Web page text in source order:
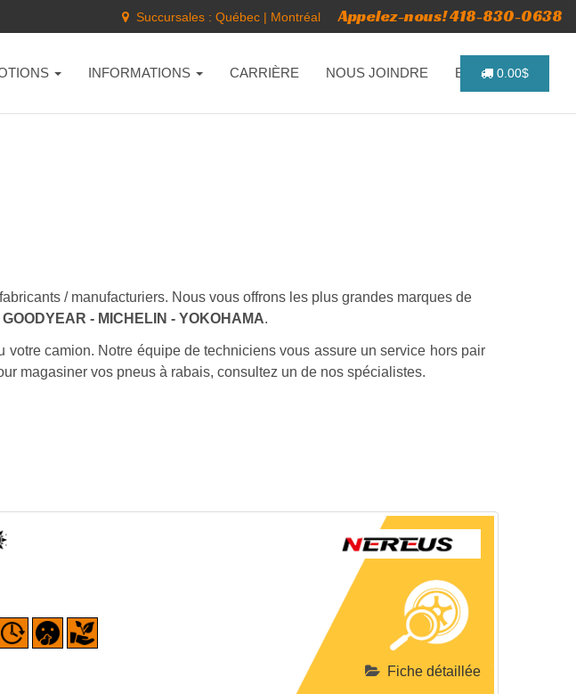
Succursales : Québec | Montréal Appelez-nous! 418-830-0638
INFORMATIONS CARRIÈRE NOUS JOINDRE ENGLISH
0.00$
/ manufacturiers. Nous vous offrons les plus grandes marques de
- MICHELIN - YOKOHAMA.
votre camion. Notre équipe de techniciens vous assure un service hors pair
magasiner vos pneus à rabais, consultez un de nos spécialistes.
Fiche détaillée